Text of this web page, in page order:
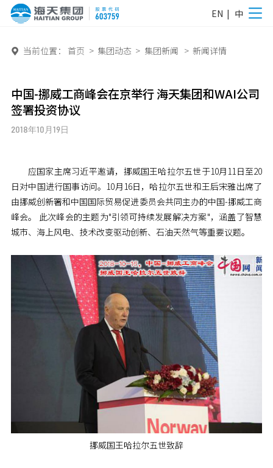
EN | 中
 当前位置： 首页 > 集团动态 > 集团新闻 > 新闻详情
中国-挪威工商峰会在京举行 海天集团和WAI公司
签署投资协议
2018年10月19日
应国家主席习近平邀请，挪威国王哈拉尔五世于10月11日至20
日对中国进行国事访问。10月16日，哈拉尔五世和王后宋雅出席了
由挪威创新署和中国国际贸易促进委员会共同主办的中国-挪威工商
峰会。 此次峰会的主题为"引领可持续发展解决方案"，涵盖了智慧
城市、海上风电、技术改变驱动创新、石油天然气等重要议题。
挪威国王哈拉尔五世致辞